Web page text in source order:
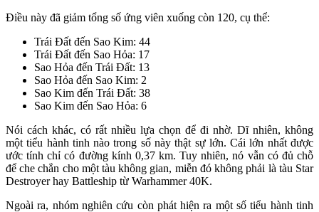
Điều này đã giảm tổng số ứng viên xuống còn 120, cụ thể:
Trái Đất đến Sao Kim: 44
Trái Đất đến Sao Hỏa: 17
Sao Hỏa đến Trái Đất: 13
Sao Hỏa đến Sao Kim: 2
Sao Kim đến Trái Đất: 38
Sao Kim đến Sao Hỏa: 6
Nói cách khác, có rất nhiều lựa chọn để đi nhờ. Dĩ nhiên, không
một tiểu hành tinh nào trong số này thật sự lớn. Cái lớn nhất được
ước tính chỉ có đường kính 0,37 km. Tuy nhiên, nó vẫn có đủ chỗ
để che chắn cho một tàu không gian, miễn đó không phải là tàu Star
Destroyer hay Battleship từ Warhammer 40K.
Ngoài ra, nhóm nghiên cứu còn phát hiện ra một số tiểu hành tinh